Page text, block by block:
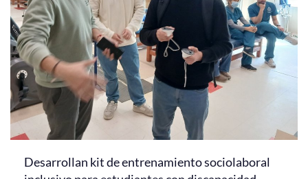
Desarrollan kit de entrenamiento sociolaboral